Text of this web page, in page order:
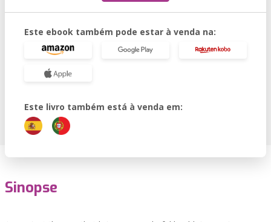
Este ebook também pode estar à venda na:
Este livro também está à venda em:
Sinopse